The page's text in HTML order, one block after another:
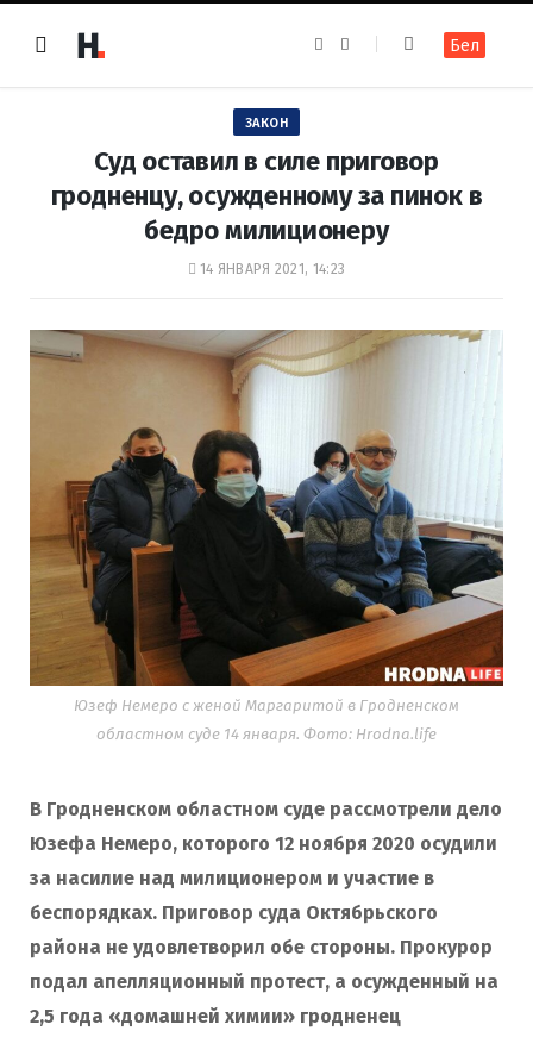
e
k
t
a
m
Бел
ЗАКОН
Суд оставил в силе приговор
гродненцу, осужденному за пинок в
бедро милиционеру
14 ЯНВАРЯ 2021, 14:23
Юзеф Немеро с женой Маргаритой в Гродненском
областном суде 14 января. Фото: Hrodna.life
В Гродненском областном суде рассмотрели дело
Юзефа Немеро, которого 12 ноября 2020 осудили
за насилие над милиционером и участие в
беспорядках. Приговор суда Октябрьского
района не удовлетворил обе стороны. Прокурор
подал апелляционный протест, а осужденный на
2,5 года «домашней химии» гродненец